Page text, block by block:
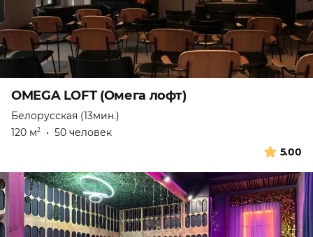
OMEGA LOFT (Омега лофт)
Белорусская (13мин.)
120 м2 • 50 человек
5.00